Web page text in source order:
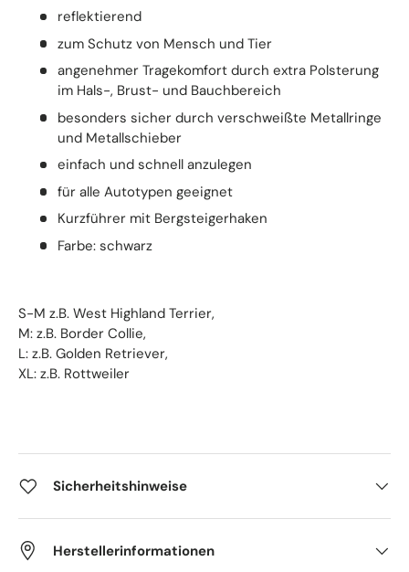
reflektierend
zum Schutz von Mensch und Tier
angenehmer Tragekomfort durch extra Polsterung
im Hals-, Brust- und Bauchbereich
besonders sicher durch verschweißte Metallringe
und Metallschieber
einfach und schnell anzulegen
für alle Autotypen geeignet
Kurzführer mit Bergsteigerhaken
Farbe: schwarz
S-M z.B. West Highland Terrier,
M: z.B. Border Collie,
L: z.B. Golden Retriever,
XL: z.B. Rottweiler
Sicherheitshinweise
Herstellerinformationen